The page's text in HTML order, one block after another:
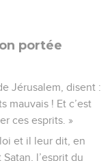
portée
Jérusalem, disent :
mauvais ! Et c’est
ces esprits. »
et il leur dit, en
l’esprit du